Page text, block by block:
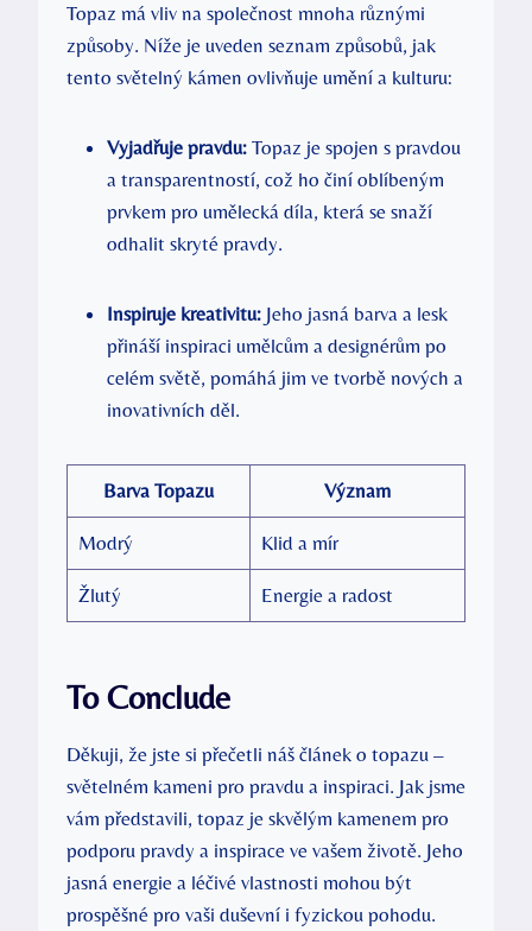
Topaz má vliv na společnost mnoha různými
způsoby. Níže je uveden seznam způsobů, jak
tento světelný kámen ovlivňuje umění a kulturu:
Vyjadřuje pravdu: Topaz je spojen s pravdou
a transparentností, což ho činí oblíbeným
prvkem pro umělecká díla, která se snaží
odhalit skryté pravdy.
Inspiruje kreativitu: Jeho jasná barva a lesk
přináší inspiraci umělcům a designérům po
celém světě, pomáhá jim ve tvorbě nových a
inovativních děl.
Barva Topazu Význam
Modrý Klid a mír
Žlutý Energie a radost
To Conclude
Děkuji, že jste si přečetli náš článek o topazu –
světelném kameni pro pravdu a inspiraci. Jak jsme
vám představili, topaz je skvělým kamenem pro
podporu pravdy a inspirace ve vašem životě. Jeho
jasná energie a léčivé vlastnosti mohou být
prospěšné pro vaši duševní i fyzickou pohodu.